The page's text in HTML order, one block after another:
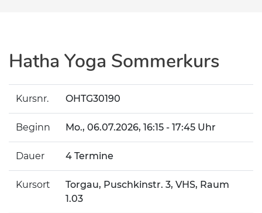
Hatha Yoga Sommerkurs
Kursnr. OHTG30190
Beginn Mo., 06.07.2026, 16:15 - 17:45 Uhr
Dauer 4 Termine
Kursort
Torgau, Puschkinstr. 3, VHS, Raum
1.03